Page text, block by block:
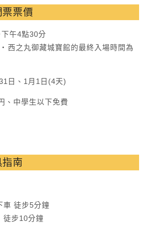
票票價
下午4點30分
西之丸御藏城寶館的最終入場時間為
日、1月1日(4天)
、中學生以下免費
南
車 徒步5分鐘
徒步10分鐘